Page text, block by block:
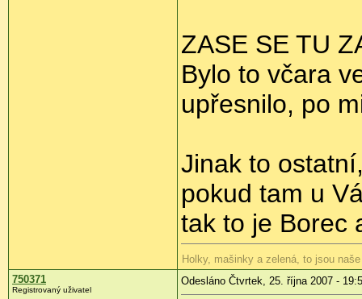
ZASE SE TU
Bylo to včara
upřesnilo, po
Jinak to
pokud tam u
tak to je Borec
Holky, mašinky a zelená, to jsou
750371
Registrovaný uživatel
Odesláno Čtvrtek, 25. října 2007 -